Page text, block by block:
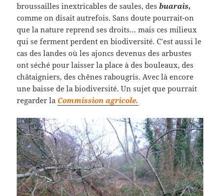
broussailles inextricables de saules, desbuarais,
comme on disait autrefois. Sans doute pourrait-on
que la nature reprend ses droits… mais ces milieux
qui se ferment perdent en biodiversité. C’est aussi le
cas des landes où les ajoncs devenus des arbustes
ont séché pour laisser la place à des bouleaux, des
châtaigniers, des chênes rabougris. Avec là encore
une baisse de la biodiversité. Un sujet que pourrait
regarder la Commission agricole.